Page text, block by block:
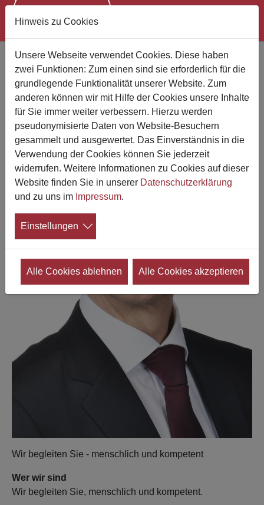
Bestattungen Schöneberg
Wir begleiten Sie - menschlich und kompetent
Wer wir sind
Wir begleiten Sie, menschlich und kompetent.
Hinweis zu Cookies
Unsere Webseite verwendet Cookies. Diese haben
zwei Funktionen: Zum einen sind sie erforderlich für die
grundlegende Funktionalität unserer Website. Zum
anderen können wir mit Hilfe der Cookies unsere Inhalte
für Sie immer weiter verbessern. Hierzu werden
pseudonymisierte Daten von Website-Besuchern
gesammelt und ausgewertet. Das Einverständnis in die
Verwendung der Cookies können Sie jederzeit
widerrufen. Weitere Informationen zu Cookies auf dieser
Website finden Sie in unserer Datenschutzerklärung
und zu uns im Impressum.
Einstellungen
Alle Cookies ablehnen Alle Cookies akzeptieren